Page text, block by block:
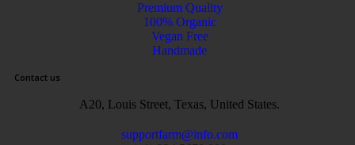
Premium Quality
100% Organic
Vegan Free
Handmade
Contact us
A20, Louis Street, Texas, United States.
supportfarm@info.com